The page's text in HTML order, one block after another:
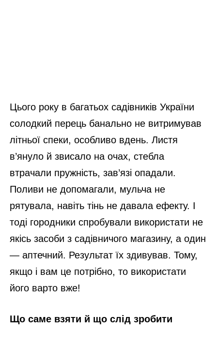
Цього року в багатьох садівників України
солодкий перець банально не витримував
літньої спеки, особливо вдень. Листя
в’януло й звисало на очах, стебла
втрачали пружність, зав’язі опадали.
Поливи не допомагали, мульча не
рятувала, навіть тінь не давала ефекту. І
тоді городники спробували використати не
якісь засоби з садівничого магазину, а один
— аптечний. Результат їх здивував. Тому,
якщо і вам це потрібно, то використати
його варто вже!
Що саме взяти й що слід зробити